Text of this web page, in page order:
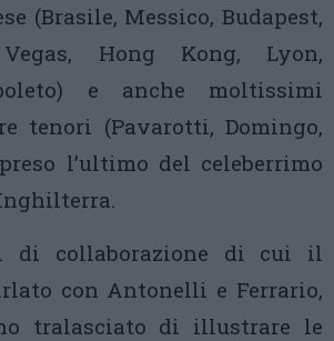
(Brasile, Messico, Budapest,
Hong Kong, Lyon,
e anche moltissimi
tenori (Pavarotti, Domingo,
l’ultimo del celeberrimo
di collaborazione di cui il
con Antonelli e Ferrario,
tralasciato di illustrare le